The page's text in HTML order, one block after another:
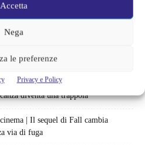
Accetta
Nega
le preferenze
Privacy e Policy
Prime Video, squali e claustrofobia nel
diventa una trappola
| Il sequel di Fall cambia
via di fuga